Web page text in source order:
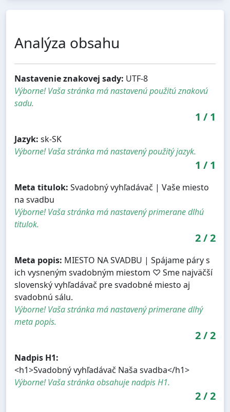
Analýza obsahu
Nastavenie znakovej sady: UTF-8
Výborne! Vaša stránka má nastavenú použitú znakovú
sadu.
1 / 1
Jazyk: sk-SK
Výborne! Vaša stránka má nastavený použitý jazyk.
1 / 1
Meta titulok: Svadobný vyhľadávač | Vaše miesto
na svadbu
Výborne! Vaša stránka má nastavený primerane dlhú
titulok.
2/2
Meta popis: MIESTO NA SVADBU | Spájame páry s
ich vysneným svadobným miestom ♡ Sme najväčší
slovenský vyhľadávač pre svadobné miesto aj
svadobnú sálu.
Výborne! Vaša stránka má nastavený primerane dlhý
meta popis.
2/2
Nadpis H1:
<h1>Svadobný vyhľadávač Naša svadba</h1>
Výborne! Vaša stránka obsahuje nadpis H1.
2/2